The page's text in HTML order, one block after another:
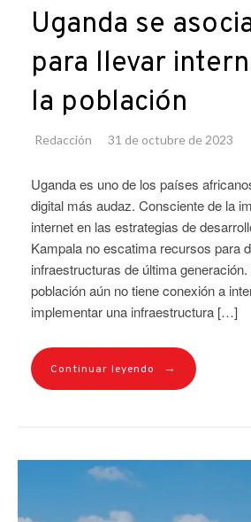
Uganda se
para llevar
la población
Redacción 31 de octubre de 2023
Uganda es uno de los países
digital más audaz. Consciente de la
internet en las estrategias de
Kampala no escatima recursos para
infraestructuras de última
población aún no tiene conexión a
implementar una infraestructura […]
Continuar leyendo →